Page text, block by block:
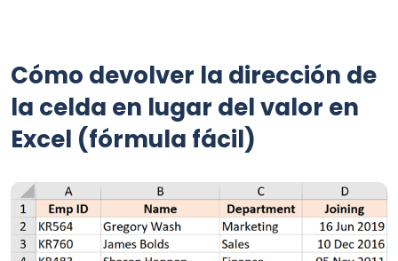
Cómo devolver la dirección de
la celda en lugar del valor en
Excel (fórmula fácil)